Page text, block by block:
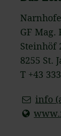
GF
Steinhöf
8255 St.
T +43
info